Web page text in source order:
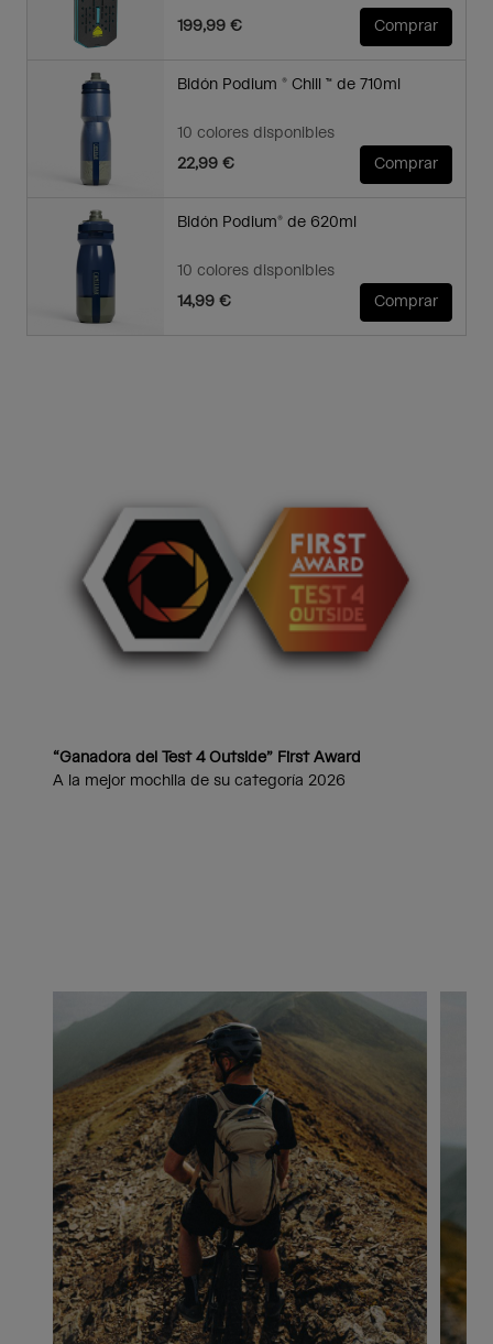
199,99 € Comprar
Bidón Podium ® Chill ™ de 710ml
10 colores disponibles
22,99 €
Comprar
Bidón Podium® de 620ml
10 colores disponibles
14,99 €
Comprar
“Ganadora del Test 4 Outside” First Award
A la mejor mochila de su categoría 2026